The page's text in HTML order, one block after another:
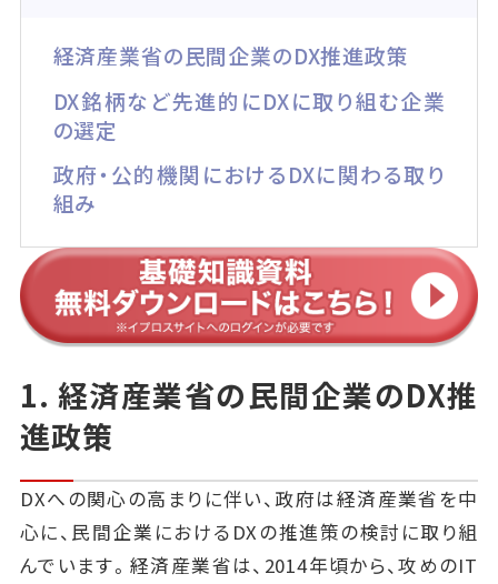
経済産業省の民間企業のDX推進政策
DX銘柄など先進的にDXに取り組む企業
の選定
政府・公的機関におけるDXに関わる取り
組み
1. 経済産業省の民間企業のDX推
進政策
DXへの関心の高まりに伴い、政府は経済産業省を中
心に、民間企業におけるDXの推進策の検討に取り組
んでいます。経済産業省は、2014年頃から、攻めのIT